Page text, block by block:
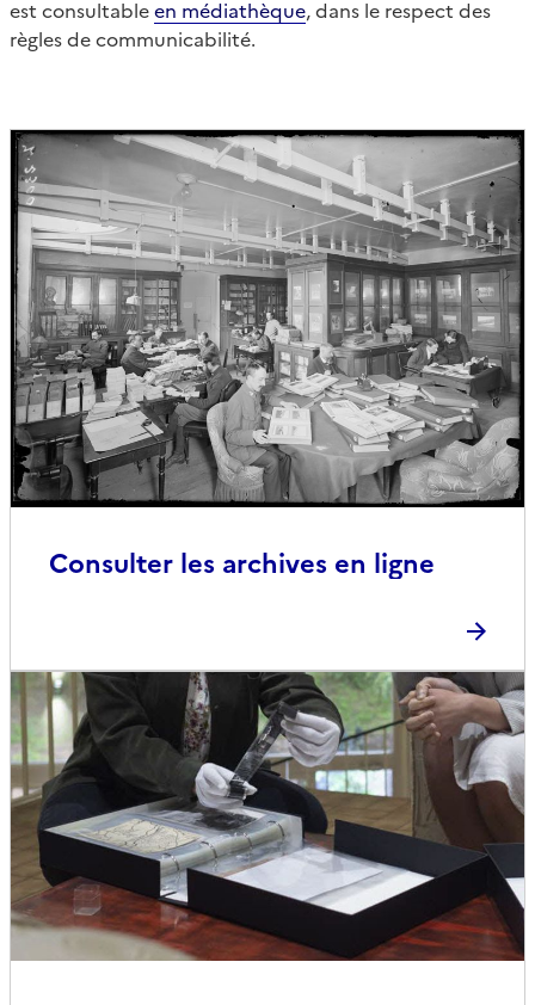
est consultableen médiathèque, dans le respect des
règles de communicabilité.
Consulter les archives en ligne